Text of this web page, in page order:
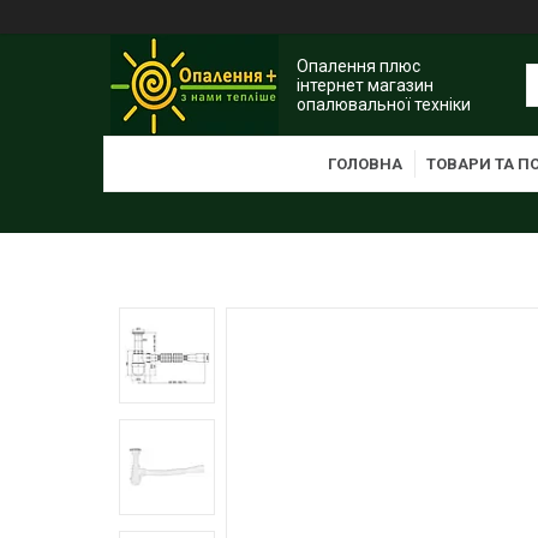
Опалення плюс
інтернет магазин
опалювальної техніки
ГОЛОВНА ТОВАРИ ТА